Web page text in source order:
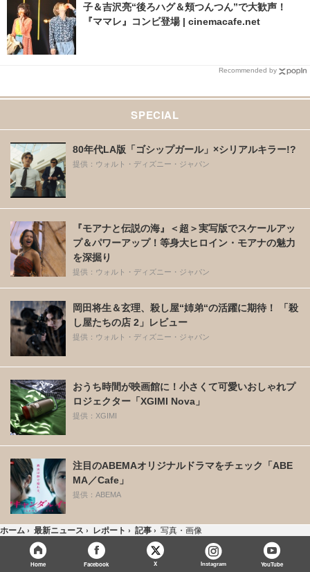
子＆吉沢亮“後ろハグ＆頬つんつん”で大歓声！
『ママレ』コンビ登場 | cinemacafe.net
Recommended by
SPECIAL
80年代LA版「ゴシップガール」×シリアルキラー!?
提供：ウォルト・ディズニー・ジャパン
『モアナと伝説の海』＜超＞実写版でスケールアッ
プ＆パワーアップ！等身大ヒロイン・モアナの魅力
を深掘り
提供：ウォルト・ディズニー・ジャパン
岡田将生＆玄理、殺し屋“姉弟“の活躍に期待！ 「殺
し屋たちの店 2」レビュー
提供：ウォルト・ディズニー・ジャパン
おうち時間が映画館に！小さくて可愛いおしゃれプ
ロジェクター「XGIMI Nova」
提供：XGIMI
注目のABEMAオリジナルドラマをチェック「ABE
MA／Cafe」
提供：ABEMA
ホーム › 最新ニュース › レポート › 記事 › 写真・画像
Home Facebook X Instagram YouTube